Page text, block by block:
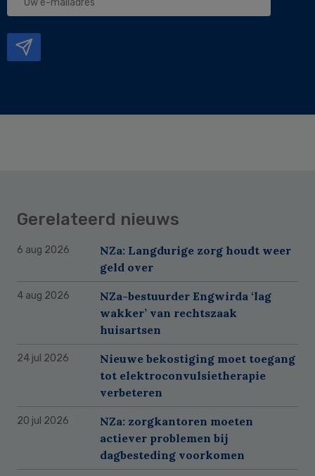
Gerelateerd nieuws
6 aug 2026
NZa: Langdurige zorg houdt weer
geld over
4 aug 2026
NZa-bestuurder Engwirda ‘lag
wakker’ van rechtszaak
huisartsen
24 jul 2026
Nieuwe bekostiging moet toegang
tot elektroconvulsietherapie
verbeteren
20 jul 2026
NZa: zorgkantoren moeten
actiever problemen bij
dagbesteding voorkomen